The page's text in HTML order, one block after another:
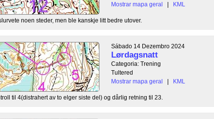
Mostrar mapa geral
| KML
noen steder, men ble kanskje litt bedre utover.
Sábado 14 Dezembro 2024
Lørdagsnatt
Categoria: Trening
Tultered
Mostrar mapa geral
| KML
til 4(distrahert av to elger siste del) og dårlig retning til 23.